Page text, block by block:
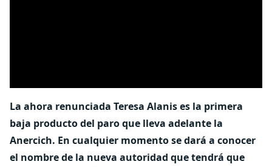
La ahora renunciada Teresa Alanis es la primera
baja producto del paro que lleva adelante la
Anercich. En cualquier momento se dará a conocer
el nombre de la nueva autoridad que tendrá que